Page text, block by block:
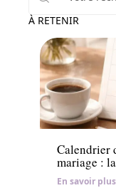
À RETENIR
Conseils
Calendrier
mariage :
En savoir plus